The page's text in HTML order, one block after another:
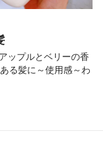
ップルとベリーの香
る髪に～使用感～わ